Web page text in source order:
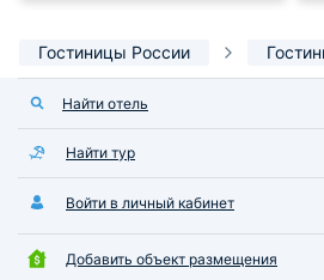
Гостиницы России
Найти отель
Найти тур
Войти в личный кабинет
Добавить объект размещения